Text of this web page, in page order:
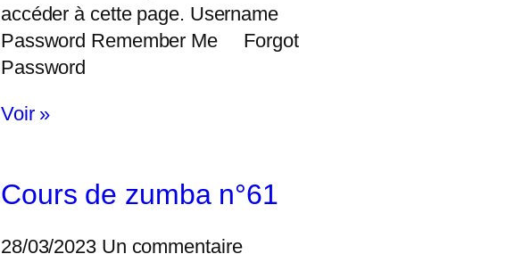
accéder à cette page. Username
Password Remember Me Forgot
Password
Voir »
Cours de zumba n°61
28/03/2023 Un commentaire